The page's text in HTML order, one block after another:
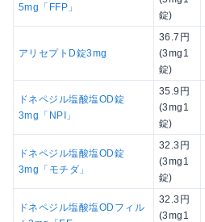
5mg「FFP」
錠)
アリセプトD錠3mg
36.7円
(3mg1
錠)
ドネペジル塩酸塩OD錠
3mg「NPI」
35.9円
(3mg1
錠)
ドネペジル塩酸塩OD錠
3mg「モチダ」
32.3円
(3mg1
錠)
ドネペジル塩酸塩ODフィル
32.3円
(3mg1